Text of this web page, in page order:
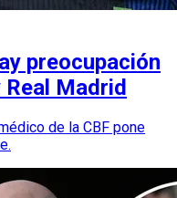
preocupación
Madrid
de la CBF pone